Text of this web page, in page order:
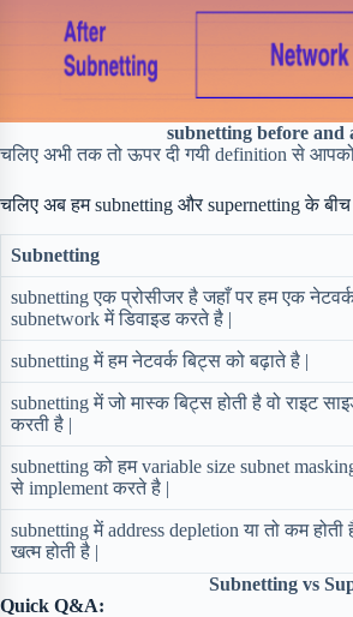
subnetting before and
चलिए अभी तक तो ऊपर दी गयी definition से
चलिए अब हम subnetting और supernetting के
Subnetting
subnetting एक प्रोसीजर है जहाँ पर हम एक
subnetwork में डिवाइड करते है |
subnetting में हम नेटवर्क बिट्स को बढ़ाते है |
subnetting में जो मास्क बिट्स होती है वो राइट
करती है |
subnetting को हम variable size subnet
से implement करते है |
subnetting में address depletion या तो कम होती
खत्म होती है |
Subnetting vs
Quick Q&A: